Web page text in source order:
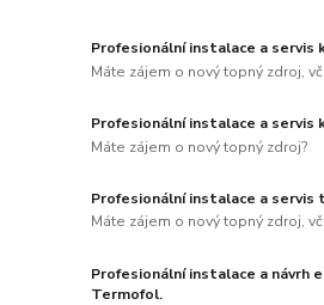
Profesionální instalace a servis
Máte zájem o nový topný zdroj,
Profesionální instalace a servis
Máte zájem o nový topný zdroj?
Profesionální instalace a servis
Máte zájem o nový topný zdroj,
Profesionální instalace a návrh
Termofol.